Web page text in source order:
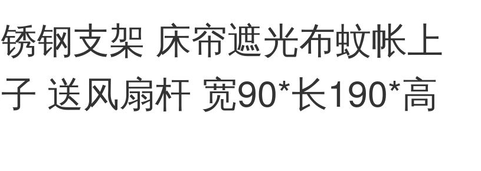
钢支架 床帘遮光布蚊帐上
送风扇杆 宽90*长190*高